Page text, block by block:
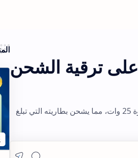
سيحصل هاتف Galaxy S26 Ultra على ترقية الشحن
سيحتوي هاتف سامسونج جالاكسي S26 الترا على شحن لاسلكي فائق السرعة بقوة 25 وات، مما يشحن بطاريته التي تبلغ